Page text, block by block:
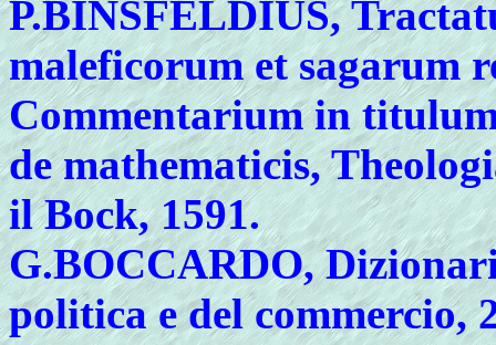
P.BINSFELDIUS,
maleficorum et sagarum
Commentarium in
de mathematicis,
il Bock, 1591.
G.BOCCARDO,
politica e del commercio,